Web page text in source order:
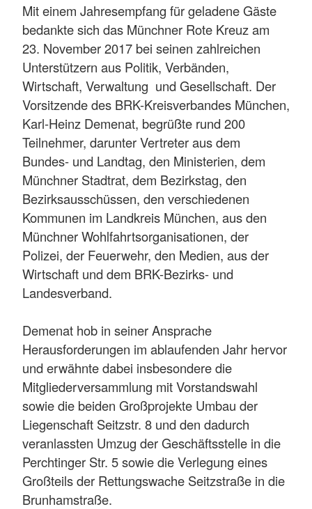
Mit einem Jahresempfang für geladene Gäste
bedankte sich das Münchner Rote Kreuz am
23. November 2017 bei seinen zahlreichen
Unterstützern aus Politik, Verbänden,
Wirtschaft, Verwaltung und Gesellschaft. Der
Vorsitzende des BRK-Kreisverbandes München,
Karl-Heinz Demenat, begrüßte rund 200
Teilnehmer, darunter Vertreter aus dem
Bundes- und Landtag, den Ministerien, dem
Münchner Stadtrat, dem Bezirkstag, den
Bezirksausschüssen, den verschiedenen
Kommunen im Landkreis München, aus den
Münchner Wohlfahrtsorganisationen, der
Polizei, der Feuerwehr, den Medien, aus der
Wirtschaft und dem BRK-Bezirks- und
Landesverband.
Demenat hob in seiner Ansprache
Herausforderungen im ablaufenden Jahr hervor
und erwähnte dabei insbesondere die
Mitgliederversammlung mit Vorstandswahl
sowie die beiden Großprojekte Umbau der
Liegenschaft Seitzstr. 8 und den dadurch
veranlassten Umzug der Geschäftsstelle in die
Perchtinger Str. 5 sowie die Verlegung eines
Großteils der Rettungswache Seitzstraße in die
Brunhamstraße.